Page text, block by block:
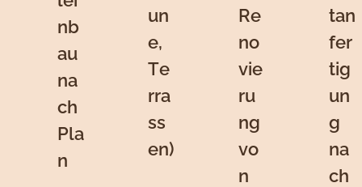
nb
au
na
ch
Pla
n
un
e,
Te
rra
ss
en)
Re
no
vie
ru
ng
vo
n
tan
fer
tig
un
g
na
ch